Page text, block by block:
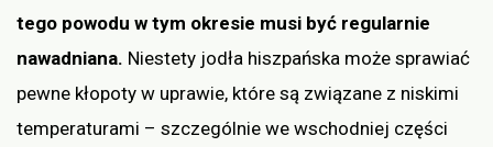
tego powodu w tym okresie musi być regularnie
nawadniana. Niestety jodła hiszpańska może sprawiać
pewne kłopoty w uprawie, które są związane z niskimi
temperaturami – szczególnie we wschodniej części